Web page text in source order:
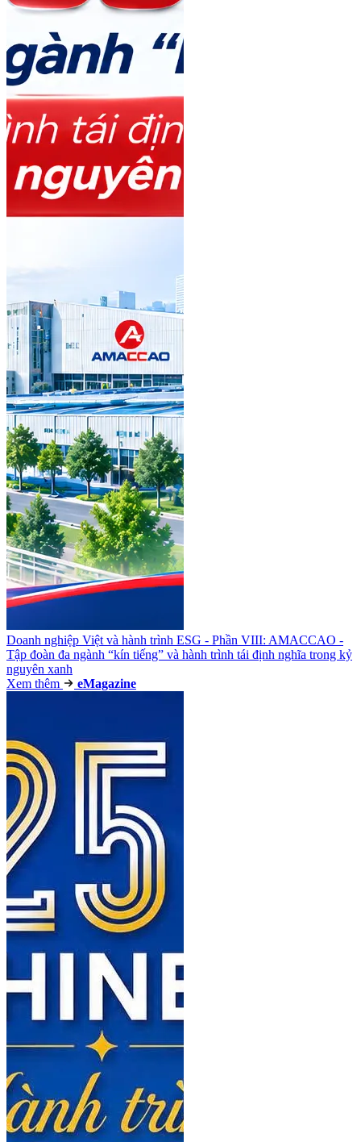
Doanh nghiệp Việt và hành trình ESG - Phần VIII: AMACCAO -
Tập đoàn đa ngành “kín tiếng” và hành trình tái định nghĩa trong kỷ
nguyên xanh
Xem thêm
eMagazine